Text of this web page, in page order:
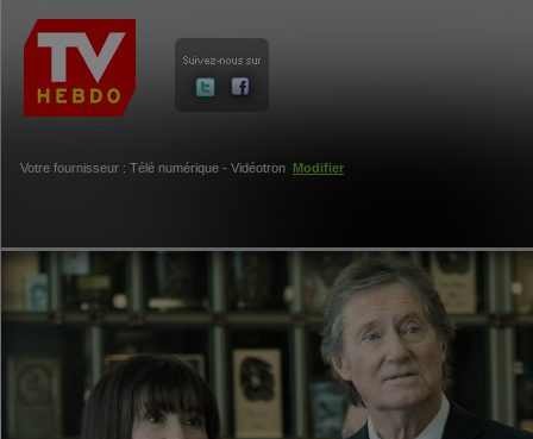
Votre fournisseur : Télé numérique - Vidéotron Modifier